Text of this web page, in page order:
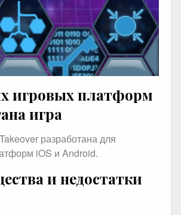
игровых платформ
игра
разработана для
iOS и Android.
и недостатки